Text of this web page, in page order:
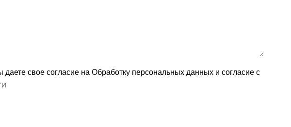
свое согласие на Обработку персональных данных и согласие c